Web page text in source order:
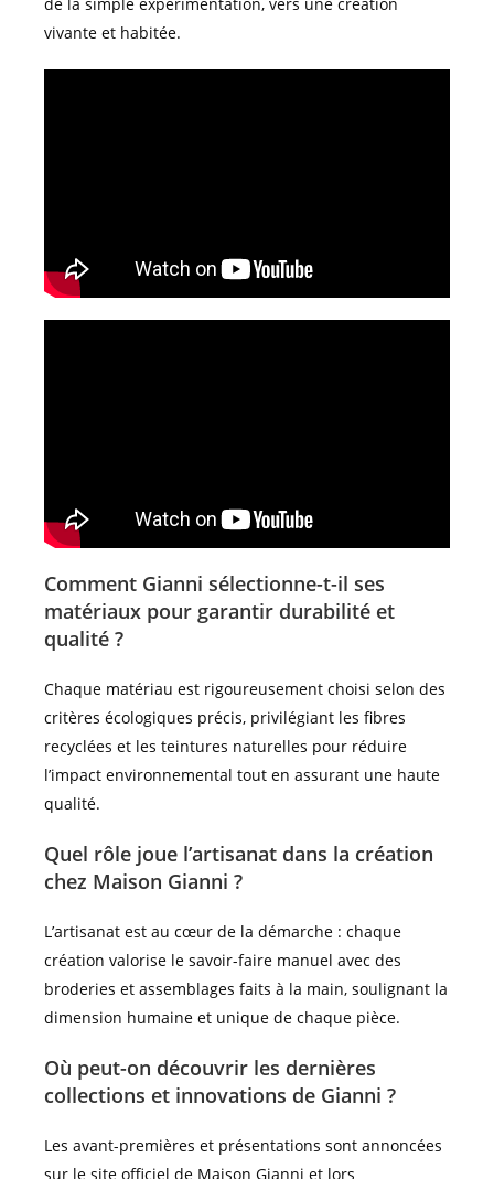
vivante et habitée.
Comment Gianni sélectionne-t-il ses
matériaux pour garantir durabilité et
qualité ?
Chaque matériau est rigoureusement choisi selon des
critères écologiques précis, privilégiant les fibres
recyclées et les teintures naturelles pour réduire
l’impact environnemental tout en assurant une haute
qualité.
Quel rôle joue l’artisanat dans la création
chez Maison Gianni ?
L’artisanat est au cœur de la démarche : chaque
création valorise le savoir-faire manuel avec des
broderies et assemblages faits à la main, soulignant la
dimension humaine et unique de chaque pièce.
Où peut-on découvrir les dernières
collections et innovations de Gianni ?
Les avant-premières et présentations sont annoncées
sur le site officiel de Maison Gianni et lors